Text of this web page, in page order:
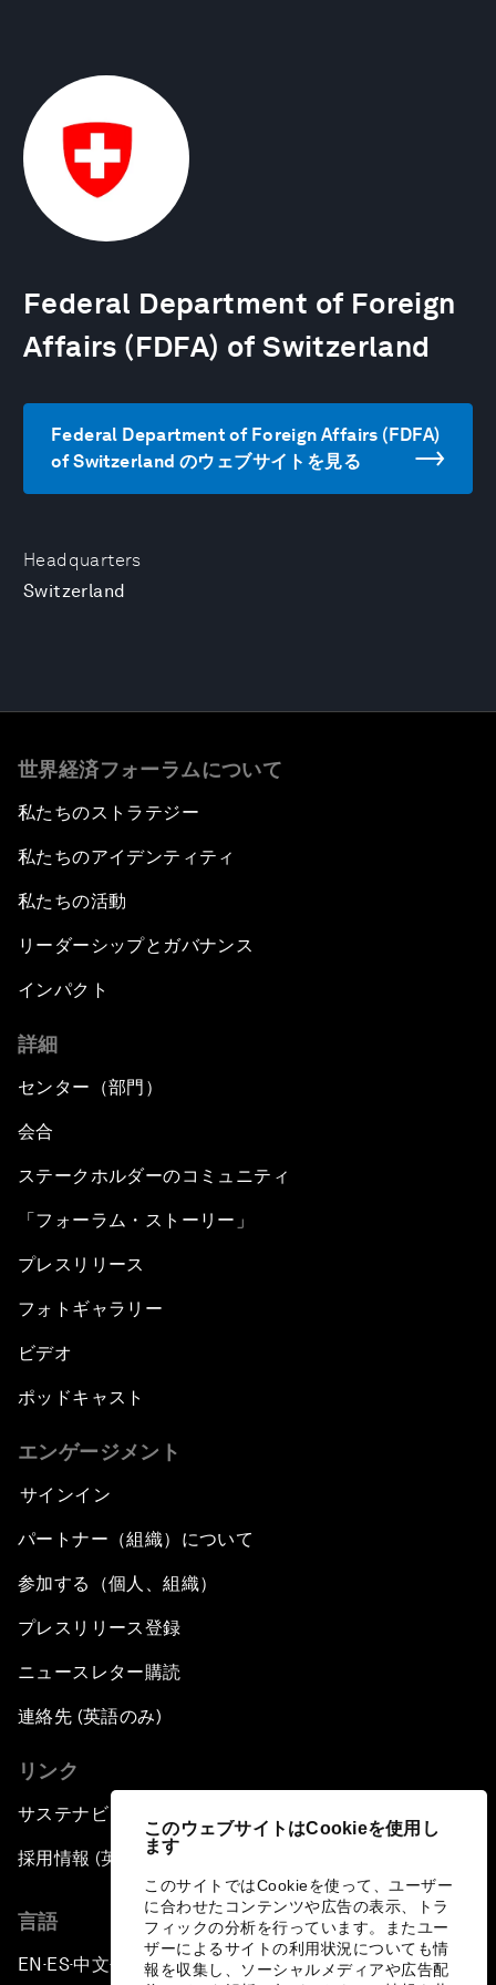
このウェブサイトはCookieを使用し
ます
このサイトではCookieを使って、ユーザー
に合わせたコンテンツや広告の表示、トラ
フィックの分析を行っています。またユー
ザーによるサイトの利用状況についても情
報を収集し、ソーシャルメディアや広告配
Headquarters
Switzerland
Federal Department of Foreign
Affairs (FDFA) of Switzerland
Federal Department of Foreign Affairs (FDFA)
of Switzerland のウェブサイトを見る
世界経済フォーラムについて
私たちのストラテジー
私たちのアイデンティティ
私たちの活動
リーダーシップとガバナンス
インパクト
詳細
センター（部門）
会合
ステークホルダーのコミュニティ
「フォーラム・ストーリー」
プレスリリース
フォトギャラリー
ビデオ
ポッドキャスト
エンゲージメント
サインイン
パートナー（組織）について
参加する（個人、組織）
プレスリリース登録
ニュースレター購読
連絡先 (英語のみ)
リンク
サステナビリティへの取り組み
採用情報 (英語のみ)
言語
EN ▪ES▪中文▪ 日本語